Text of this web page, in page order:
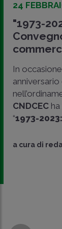
24
"1973-
In
anniversario
CNDCEC
“1973-
a cura di